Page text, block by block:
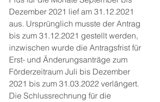
Dezember 2021 lief am 31.12.2021
aus. Ursprünglich musste der Antrag
bis zum 31.12.2021 gestellt werden,
inzwischen wurde die Antragsfrist für
Erst- und Änderungsanträge zum
Förderzeitraum Juli bis Dezember
2021 bis zum 31.03.2022 verlängert.
Die Schlussrechnung für die